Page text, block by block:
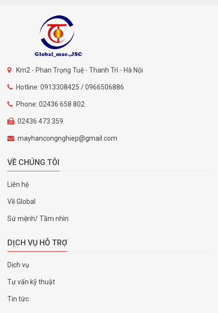
Km2 - Phan Trọng Tuệ - Thanh Trì - Hà Nội
Hotline: 0913308425 / 0966506886
Phone: 02436 658 802
02436 473 359
mayhancongnghiep@gmail.com
VỀ CHÚNG TÔI
Liên hệ
Về Global
Sứ mệnh/ Tầm nhìn
DỊCH VỤ HỖ TRỢ
Dịch vụ
Tư vấn kỹ thuật
Tin tức